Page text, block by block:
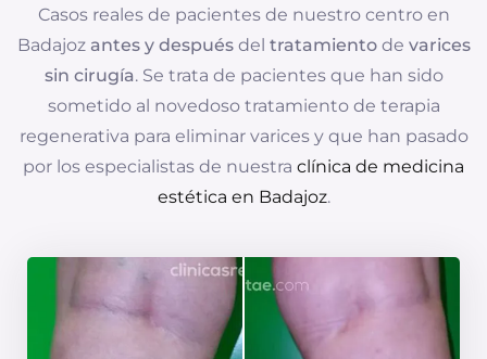
Casos reales de pacientes de nuestro centro en
Badajoz antes y despuésdel tratamientode varices
sin cirugía. Se trata de pacientes que han sido
sometido al novedoso tratamiento de terapia
regenerativa para eliminar varices y que han pasado
por los especialistas de nuestra clínica de medicina
estética en Badajoz.